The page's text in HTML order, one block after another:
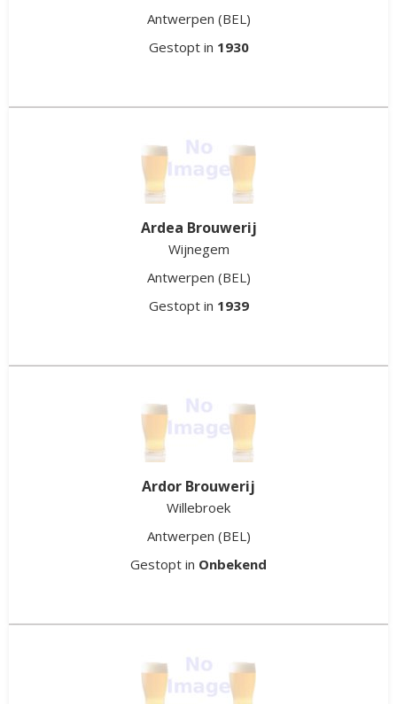
Antwerpen (BEL)
Gestopt in 1930
Ardea Brouwerij
Wijnegem
Antwerpen (BEL)
Gestopt in 1939
Ardor Brouwerij
Willebroek
Antwerpen (BEL)
Gestopt in Onbekend